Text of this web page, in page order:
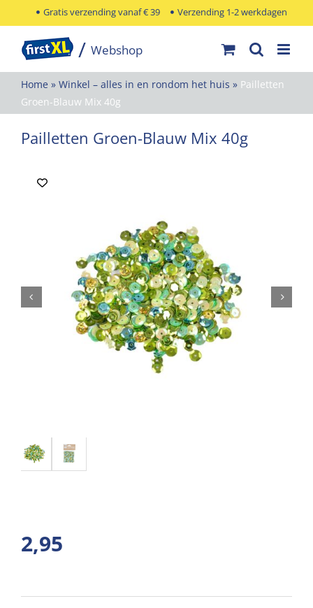
naar
inhoud
Gratis verzending vanaf € 39 Verzending 1-2 werkdagen
Home » Winkel – alles in en rondom het huis » Pailletten
Groen-Blauw Mix 40g
Pailletten Groen-Blauw Mix 40g
2,95